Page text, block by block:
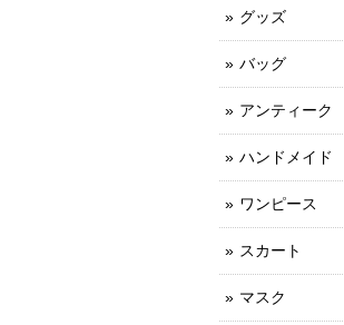
グッズ
バッグ
アンティーク
ハンドメイド
ワンピース
スカート
マスク